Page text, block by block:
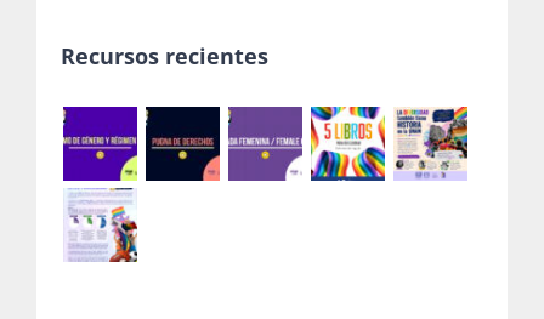
Recursos recientes